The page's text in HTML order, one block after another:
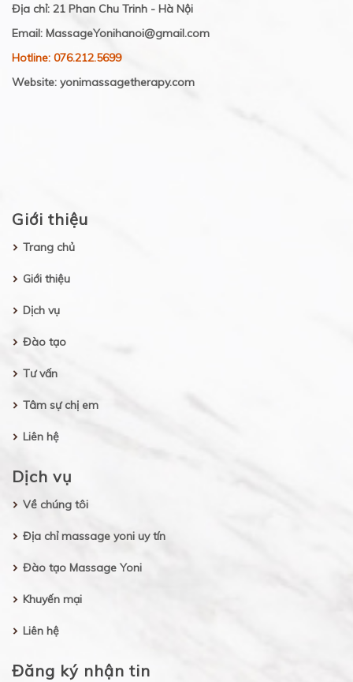
Địa chỉ: 21 Phan Chu Trinh - Hà Nội
Email: MassageYonihanoi@gmail.com
Hotline: 076.212.5699
Website: yonimassagetherapy.com
Giới thiệu
Trang chủ
Giới thiệu
Dịch vụ
Đào tạo
Tư vấn
Tâm sự chị em
Liên hệ
Dịch vụ
Về chúng tôi
Địa chỉ massage yoni uy tín
Đào tạo Massage Yoni
Khuyến mại
Liên hệ
Đăng ký nhận tin